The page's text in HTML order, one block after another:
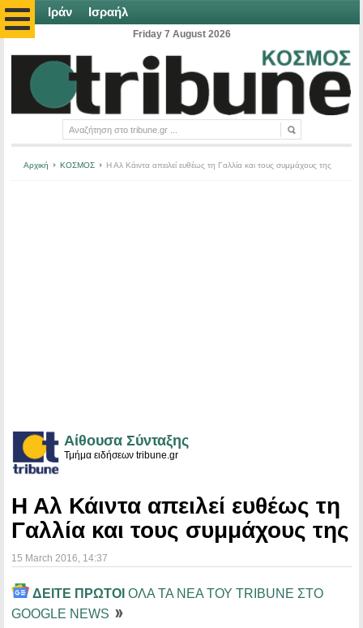
Ιράν Ισραήλ
Friday 7 August 2026
Αρχική ΚΟΣΜΟΣ Η Αλ Κάιντα απειλεί ευθέως τη Γαλλία και τους συμμάχους της
Αίθουσα Σύνταξης
Τμήμα ειδήσεων tribune.gr
Η Αλ Κάιντα απειλεί ευθέως τη
Γαλλία και τους συμμάχους της
15 March 2016 , 14:37
ΔΕΙΤΕ ΠΡΩΤΟΙ ΟΛΑ ΤΑ ΝΕΑ ΤΟΥ TRIBUNE ΣΤΟ
GOOGLE NEWS